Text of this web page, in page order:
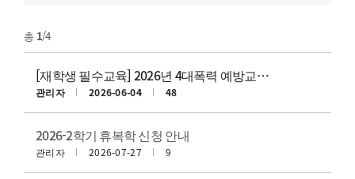
총 1/4
[재학생 필수교육] 2026년 4대폭력 예방교육 이수 안내
관리자 2026-06-04 48
2026-2학기 휴복학 신청 안내
관리자 2026-07-27 9